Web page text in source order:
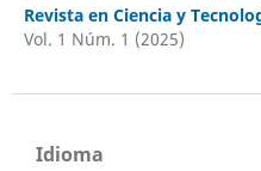
Revista en Ciencia y
Vol. 1 Núm. 1 (2025)
Idioma